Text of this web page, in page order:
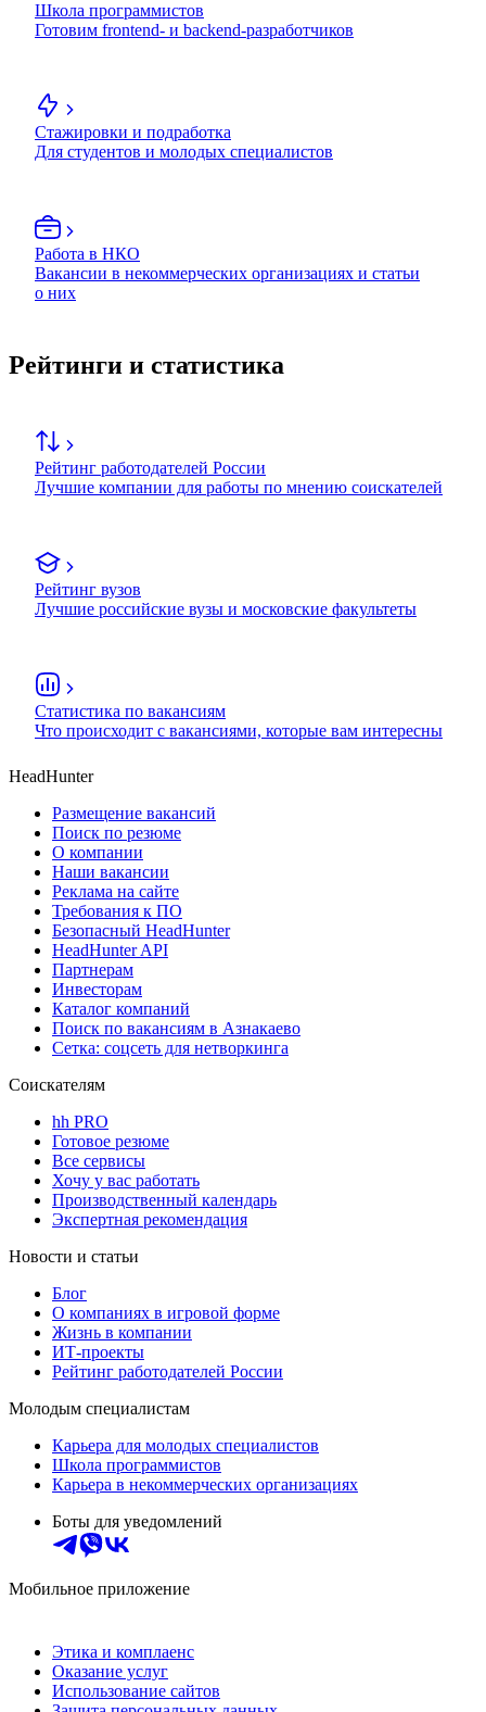
Школа программистов
Готовим frontend- и backend-разработчиков
Стажировки и подработка
Для студентов и молодых специалистов
Работа в НКО
Вакансии в некоммерческих организациях и статьи
о них
Рейтинги и статистика
Рейтинг работодателей России
Лучшие компании для работы по мнению соискателей
Рейтинг вузов
Лучшие российские вузы и московские факультеты
Статистика по вакансиям
Что происходит с вакансиями, которые вам интересны
HeadHunter
Размещение вакансий
Поиск по резюме
О компании
Наши вакансии
Реклама на сайте
Требования к ПО
Безопасный HeadHunter
HeadHunter API
Партнерам
Инвесторам
Каталог компаний
Поиск по вакансиям в Азнакаево
Сетка: соцсеть для нетворкинга
Соискателям
hh PRO
Готовое резюме
Все сервисы
Хочу у вас работать
Производственный календарь
Экспертная рекомендация
Новости и статьи
Блог
О компаниях в игровой форме
Жизнь в компании
ИТ-проекты
Рейтинг работодателей России
Молодым специалистам
Карьера для молодых специалистов
Школа программистов
Карьера в некоммерческих организациях
Боты для уведомлений
Мобильное приложение
Этика и комплаенс
Оказание услуг
Использование сайтов